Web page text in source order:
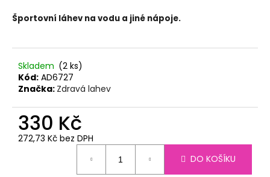
hvězdiček.
Športovní láhev na vodu a jiné nápoje.
Skladem (2 ks)
Kód: AD6727
Značka: Zdravá lahev
330 Kč
272,73 Kč bez DPH
DO KOŠÍKU
o
r
č
u
e
m